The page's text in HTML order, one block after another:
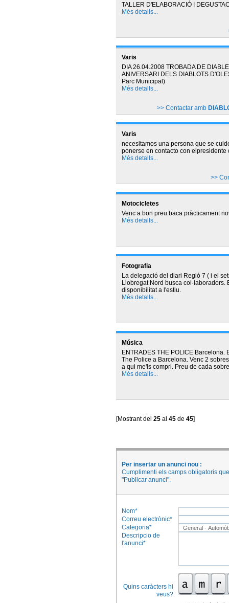
TALLER D'ELABORACIÓ I
Més detalls...
Varis
DIA 26.04.2008 TROBADA DE
ANIVERSARI DELS DIABLOTS
Parc Municipal)
Més detalls...
>> Contactar amb
Varis
necesitamos una persona que se
ponerse en contacto con elpresidente
Més detalls...
>>
Motocicletes
Venc a bon preu baca pràcticament
Més detalls...
Fotografia
La delegació del diari Regió 7 ( i el
Llobregat Nord busca col·laboradors.
disponibilitat a l'estiu.
Més detalls...
Música
ENTRADES THE POLICE Barcelona.
The Police a Barcelona. Venc 2
a qui me'ls compri. Preu de cada
Més detalls...
[Mostrant del 25 al 45 de 45]
Per insertar un anunci nou :
Cumplimenti els camps obligatoris
"Publicar anunci".
Nom*
Correu electrònic*
Categoria*
Descripcio de
l'anunci*
Quins caràcters hi
veus?